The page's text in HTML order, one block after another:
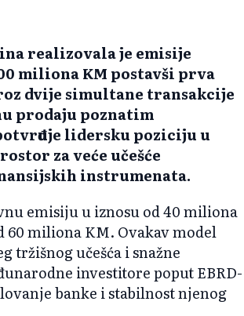
realizovala je emisije
miliona KM postavši prva
dvije simultane transakcije
prodaju poznatim
lidersku poziciju u
za veće učešće
instrumenata.
emisiju u iznosu od 40 miliona
miliona KM. Ovakav model
tržišnog učešća i snažne
investitore poput EBRD-
banke i stabilnost njenog